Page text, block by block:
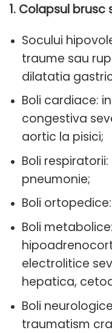
1. Colapsul
Socului
traume sau
dilatatia
Boli cardiace:
congestiva
aortic la pisici;
Boli
pneumonie;
Boli
Boli
electrolitice
hepatica,
Boli
traumatism